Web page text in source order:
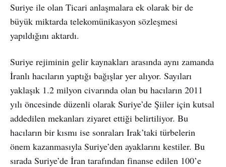
Suriye ile olan Ticari anlaşmalara ek olarak bir de
büyük miktarda telekomünikasyon sözleşmesi
yapıldığını aktardı.
Suriye rejiminin gelir kaynakları arasında aynı zamanda
İranlı hacıların yaptığı bağışlar yer alıyor. Sayıları
yaklaşık 1.2 milyon civarında olan bu hacıların 2011
yılı öncesinde düzenli olarak Suriye’de Şiiler için kutsal
addedilen mekanları ziyaret ettiği belirtiliyor. Bu
hacıların bir kısmı ise sonraları Irak’taki türbelerin
önem kazanmasıyla Suriye’den ayaklarını kestiler. Bu
sırada Suriye’de İran tarafından finanse edilen 100’e